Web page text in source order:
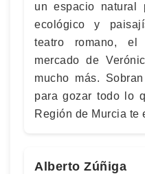
un espacio natural
ecológico y
teatro romano,
mercado de
mucho más.
para gozar todo lo
Región de Murcia te
Alberto Zúñiga